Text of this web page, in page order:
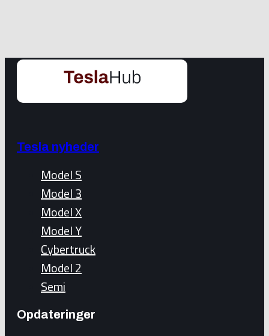
Tesla nyheder
Model S
Model 3
Model X
Model Y
Cybertruck
Model 2
Semi
Opdateringer